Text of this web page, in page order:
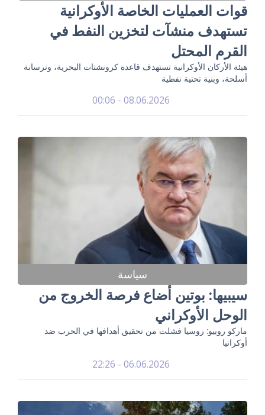
قوات العمليات الخاصة الأوكرانية
تستهدف منشآت لتخزين النفط في
القرم المحتل
هيئة الأركان الأوكرانية تستهدف قاعدة كرونشتات البحرية، وترسانة
أسلحة، وبنية تحتية نفطية
08.06.2026 - 00:06
سياسة
سيبيها: بوتين أضاع فرصة الخروج من
الوحل الأوكراني
ماركو روبيو: روسيا فشلت من تحقيق أهدافها في الحرب ضد
أوكرانيا
06.06.2026 - 22:26